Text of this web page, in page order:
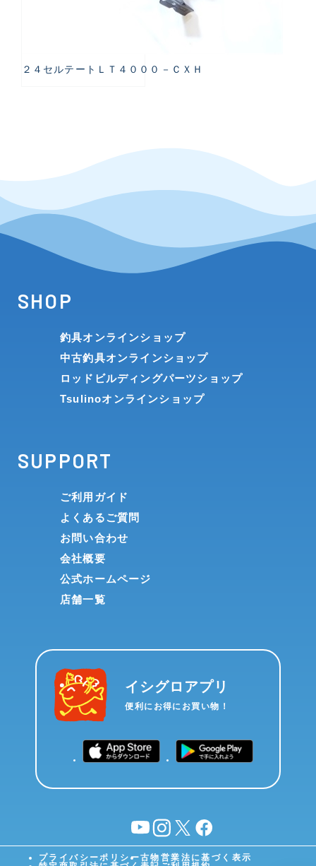
２４セルテートＬＴ４０００－ＣＸＨ
SHOP
釣具オンラインショップ
中古釣具オンラインショップ
ロッドビルディングパーツショップ
Tsulinoオンラインショップ
SUPPORT
ご利用ガイド
よくあるご質問
お問い合わせ
会社概要
公式ホームページ
店舗一覧
イシグロアプリ
便利にお得にお買い物！
YouTubeinstagram
X facebook
プライバシーポリシー古物営業法に基づく表示